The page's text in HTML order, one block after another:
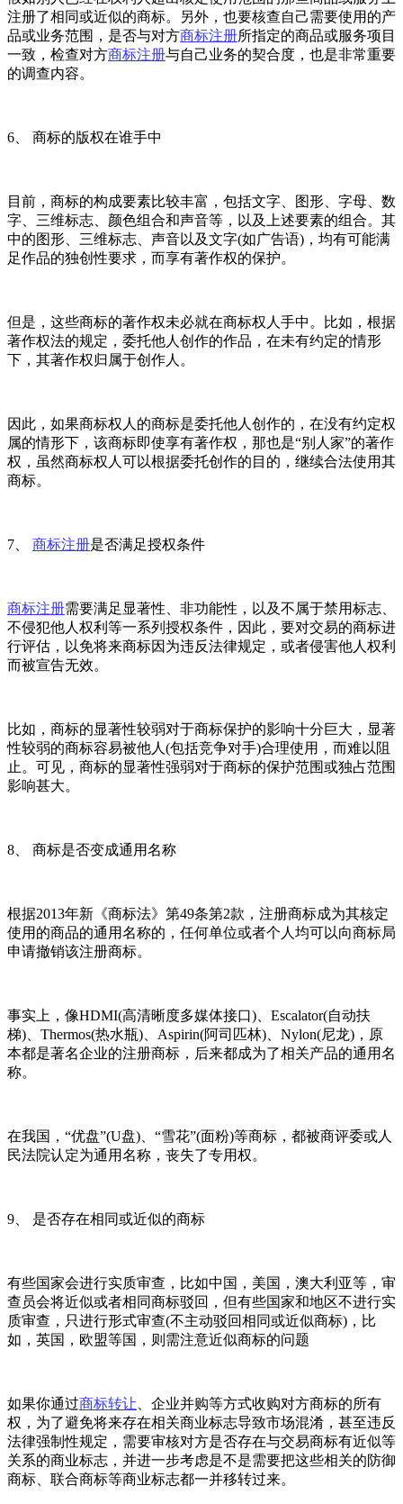
注册了相同或近似的商标。另外，也要核查自己需要使用的产
品或业务范围，是否与对方商标注册所指定的商品或服务项目
一致，检查对方商标注册与自己业务的契合度，也是非常重要
的调查内容。
6、 商标的版权在谁手中
目前，商标的构成要素比较丰富，包括文字、图形、字母、数
字、三维标志、颜色组合和声音等，以及上述要素的组合。其
中的图形、三维标志、声音以及文字(如广告语)，均有可能满
足作品的独创性要求，而享有著作权的保护。
但是，这些商标的著作权未必就在商标权人手中。比如，根据
著作权法的规定，委托他人创作的作品，在未有约定的情形
下，其著作权归属于创作人。
因此，如果商标权人的商标是委托他人创作的，在没有约定权
属的情形下，该商标即使享有著作权，那也是“别人家”的著作
权，虽然商标权人可以根据委托创作的目的，继续合法使用其
商标。
7、 商标注册是否满足授权条件
商标注册需要满足显著性、非功能性，以及不属于禁用标志、
不侵犯他人权利等一系列授权条件，因此，要对交易的商标进
行评估，以免将来商标因为违反法律规定，或者侵害他人权利
而被宣告无效。
比如，商标的显著性较弱对于商标保护的影响十分巨大，显著
性较弱的商标容易被他人(包括竞争对手)合理使用，而难以阻
止。可见，商标的显著性强弱对于商标的保护范围或独占范围
影响甚大。
8、 商标是否变成通用名称
根据2013年新《商标法》第49条第2款，注册商标成为其核定
使用的商品的通用名称的，任何单位或者个人均可以向商标局
申请撤销该注册商标。
事实上，像HDMI(高清晰度多媒体接口)、Escalator(自动扶
梯)、Thermos(热水瓶)、Aspirin(阿司匹林)、Nylon(尼龙)，原
本都是著名企业的注册商标，后来都成为了相关产品的通用名
称。
在我国，“优盘”(U盘)、“雪花”(面粉)等商标，都被商评委或人
民法院认定为通用名称，丧失了专用权。
9、 是否存在相同或近似的商标
有些国家会进行实质审查，比如中国，美国，澳大利亚等，审
查员会将近似或者相同商标驳回，但有些国家和地区不进行实
质审查，只进行形式审查(不主动驳回相同或近似商标)，比
如，英国，欧盟等国，则需注意近似商标的问题
如果你通过商标转让 、企业并购等方式收购对方商标的所有
权，为了避免将来存在相关商业标志导致市场混淆，甚至违反
法律强制性规定，需要审核对方是否存在与交易商标有近似等
关系的商业标志，并进一步考虑是不是需要把这些相关的防御
商标、联合商标等商业标志都一并移转过来。